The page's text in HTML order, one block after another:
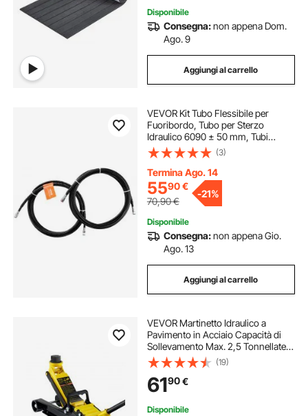
Disponibile
Consegna:non appena Dom.
Ago. 9
Aggiungi al carrello
VEVOR Kit Tubo Flessibile per
Fuoribordo, Tubo per Sterzo
Idraulico 6090 ± 50 mm, Tubi
Idraulici per Barca TPEE in 2 Pezzi,
Compatibile con il Sistema di Sterzo
Idraulico per Barca Fuoribordo
Marino
(3)
Termina Ago. 14
5590€
70,90€
-21%
Disponibile
Consegna:non appena Gio.
Ago. 13
Aggiungi al carrello
VEVOR Martinetto Idraulico a
Pavimento in Acciaio Capacità di
Sollevamento Max. 2,5 Tonnellate
per Riparazione Auto Barca Veicolo,
Sollevatore con Ruote Altezza
Regolabile tra 85-380mm da Auto
Camion
(19)
6190€
Disponibile